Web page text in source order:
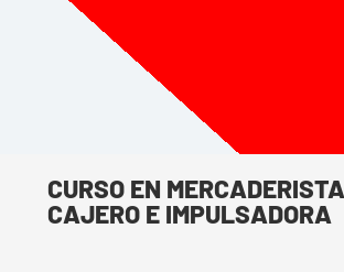
IMPULSADORA
Estudia y cumple tu sueño
la Corporación Educativa
CURSO EN
CAJERO E IMPULSADORA